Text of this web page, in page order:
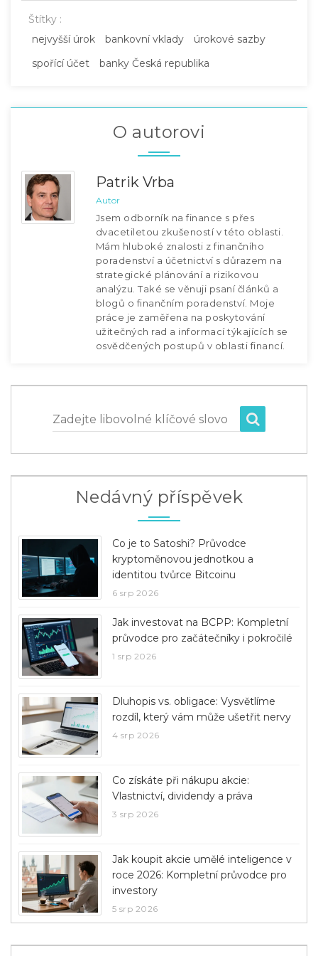
Štítky :
nejvyšší úrok
bankovní vklady
úrokové sazby
spořící účet
banky Česká republika
O autorovi
Patrik Vrba
Autor
Jsem odborník na finance s přes
dvacetiletou zkušeností v této oblasti.
Mám hluboké znalosti z finančního
poradenství a účetnictví s důrazem na
strategické plánování a rizikovou
analýzu. Také se věnuji psaní článků a
blogů o finančním poradenství. Moje
práce je zaměřena na poskytování
užitečných rad a informací týkajících se
osvědčených postupů v oblasti financí.
Zadejte libovolné klíčové slovo
Nedávný příspěvek
Co je to Satoshi? Průvodce
kryptoměnovou jednotkou a
identitou tvůrce Bitcoinu
6 srp 2026
Jak investovat na BCPP: Kompletní
průvodce pro začátečníky i pokročilé
1 srp 2026
Dluhopis vs. obligace: Vysvětlíme
rozdíl, který vám může ušetřit nervy
4 srp 2026
Co získáte při nákupu akcie:
Vlastnictví, dividendy a práva
3 srp 2026
Jak koupit akcie umělé inteligence v
roce 2026: Kompletní průvodce pro
investory
5 srp 2026